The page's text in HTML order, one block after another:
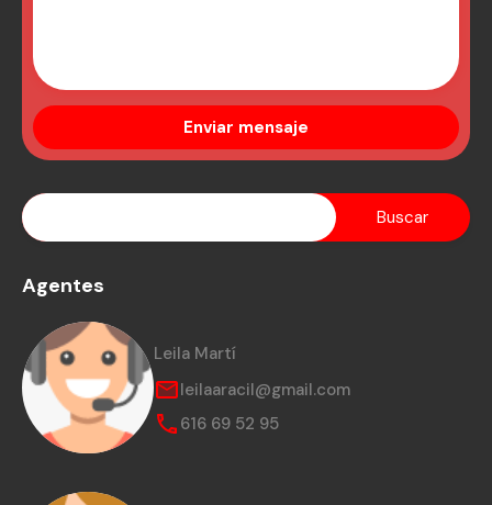
Agentes
Leila Martí
leilaaracil@gmail.com
616 69 52 95